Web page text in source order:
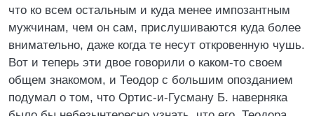
что ко всем остальным и куда менее импозантным
мужчинам, чем он сам, прислушиваются куда более
внимательно, даже когда те несут откровенную чушь.
Вот и теперь эти двое говорили о каком-то своем
общем знакомом, и Теодор с большим опозданием
подумал о том, что Ортис-и-Гусману Б. наверняка